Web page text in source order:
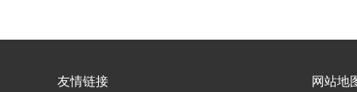
友情链接 网站地